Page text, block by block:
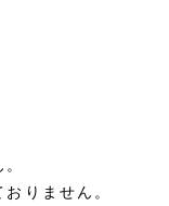
りません。